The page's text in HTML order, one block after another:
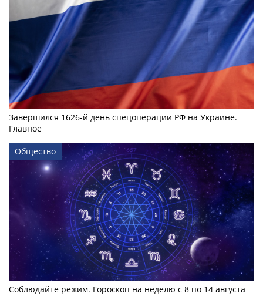
Завершился 1626-й день спецоперации РФ на Украине.
Главное
Общество
Соблюдайте режим. Гороскоп на неделю с 8 по 14 августа